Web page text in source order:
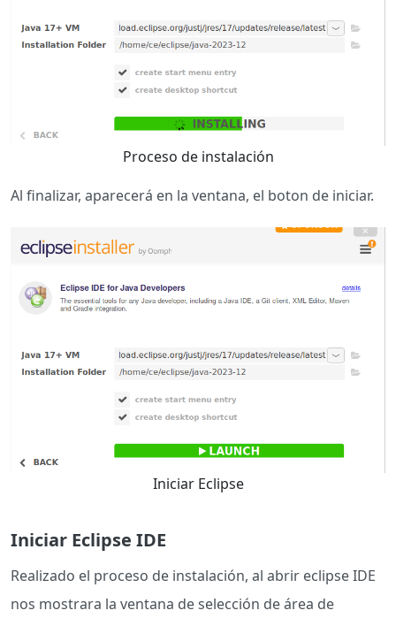
Proceso de instalación
Al finalizar, aparecerá en la ventana, el boton de iniciar.
Iniciar Eclipse
Iniciar Eclipse IDE
Realizado el proceso de instalación, al abrir eclipse IDE
nos mostrara la ventana de selección de área de